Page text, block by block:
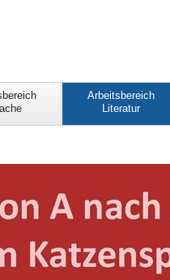
Arbeitsbereich
Literatur